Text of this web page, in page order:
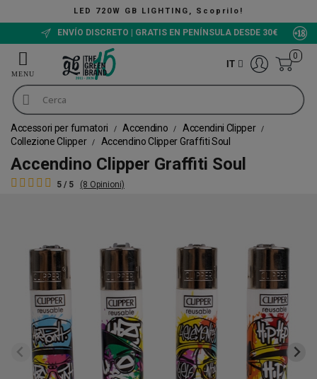
Scoprilo!
ENVÍO DISCRETO | GRATIS EN PENÍNSULA DESDE 30€
IT
0
Accessori per fumatori Accendino
Accendini Clipper
Collezione Clipper
Accendino Clipper Graffiti Soul
Accendino Clipper Graffiti Soul
5 / 5 (8 Opinioni)